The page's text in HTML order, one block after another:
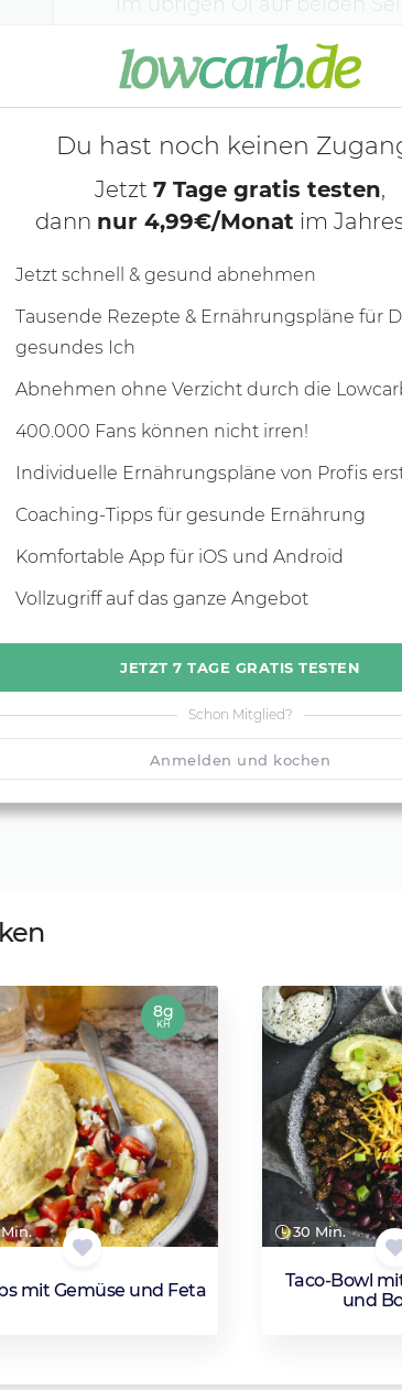
würzen und mit den
Avocado mit Sesam, Fleur
Frühstück mit
Du hast noch keinen
Jetzt 7 Tage gratis testen,
dann nur 4,99€/Monat im
Jetzt schnell & gesund abnehmen
Tausende Rezepte & Ernährungspläne für
gesundes Ich
Abnehmen ohne Verzicht durch die
400.000 Fans können nicht irren!
Individuelle Ernährungspläne von Profis
Coaching-Tipps für gesunde Ernährung
Komfortable App für iOS und Android
Vollzugriff auf das ganze Angebot
JETZT 7 TAGE GRATIS TESTEN
Schon Mitglied?
Anmelden und kochen
mit Gemüse und Feta
8g
KH
30 Min.
Taco-Bowl
und